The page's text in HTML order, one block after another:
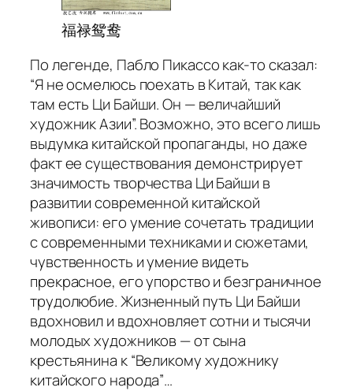
福禄鸳鸯
По легенде, Пабло Пикассо как-то сказал:
“Я не осмелюсь поехать в Китай, так как
там есть Ци Байши. Он — величайший
художник Азии”. Возможно, это всего лишь
выдумка китайской пропаганды, но даже
факт ее существования демонстрирует
значимость творчества Ци Байши в
развитии современной китайской
живописи: его умение сочетать традиции
с современными техниками и сюжетами,
чувственность и умение видеть
прекрасное, его упорство и безграничное
трудолюбие. Жизненный путь Ци Байши
вдохновил и вдохновляет сотни и тысячи
молодых художников — от сына
крестьянина к “Великому художнику
китайского народа”…